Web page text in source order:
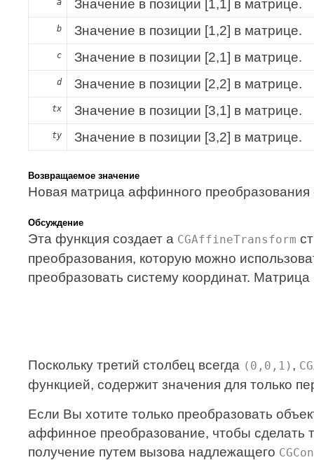
a Значение в позиции [1,1] в матрице.
b Значение в позиции [1,2] в матрице.
c Значение в позиции [2,1] в матрице.
d Значение в позиции [2,2] в матрице.
tx Значение в позиции [3,1] в матрице.
ty Значение в позиции [3,2] в матрице.
Возвращаемое значение
Новая матрица аффинного преобразования
Обсуждение
Эта функция создает a CGAffineTransform
преобразования, которую можно
преобразовать систему координат.
Поскольку третий столбец всегда (0,0,1) ,
функцией, содержит значения для только
Если Вы хотите только преобразовать
аффинное преобразование, чтобы сделать
получение путем вызова надлежащего